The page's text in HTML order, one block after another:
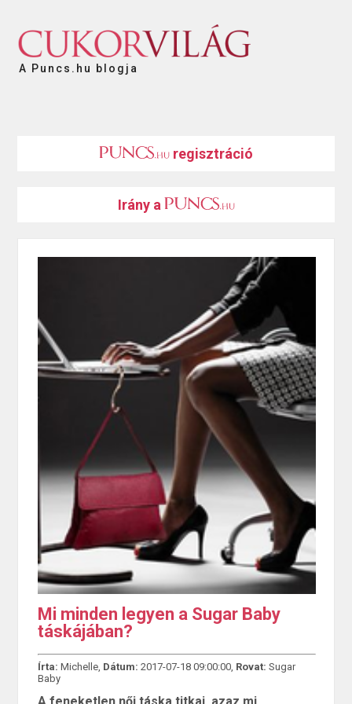
A Puncs.hu blogja
regisztráció
Irány a
Mi minden legyen a Sugar Baby
táskájában?
Írta: Michelle, Dátum: 2017-07-18 09:00:00, Rovat: Sugar
Baby